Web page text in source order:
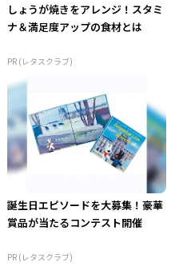
しょうが焼きをアレンジ！スタミ
ナ＆満足度アップの食材とは
PR (レタスクラブ)
誕生日エピソードを大募集！豪華
賞品が当たるコンテスト開催
PR (レタスクラブ)